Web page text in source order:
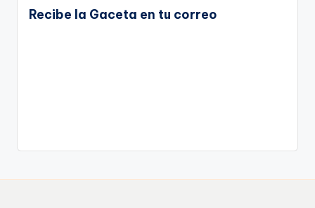
Recibe la Gaceta en tu correo